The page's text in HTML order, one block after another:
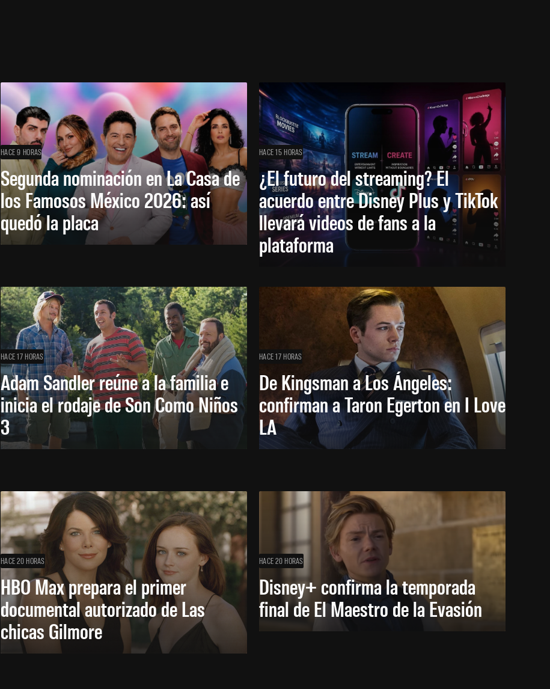
HACE 9 HORAS
Segunda nominación en La Casa de
los Famosos México 2026: así
quedó la placa
HACE 15 HORAS
¿El futuro del streaming? El
acuerdo entre Disney Plus y TikTok
llevará videos de fans a la
plataforma
HACE 17 HORAS
Adam Sandler reúne a la familia e
inicia el rodaje de Son Como Niños
3
HACE 17 HORAS
De Kingsman a Los Ángeles:
confirman a Taron Egerton en I Love
LA
HACE 20 HORAS
HBO Max prepara el primer
documental autorizado de Las
chicas Gilmore
HACE 20 HORAS
Disney+ confirma la temporada
final de El Maestro de la Evasión